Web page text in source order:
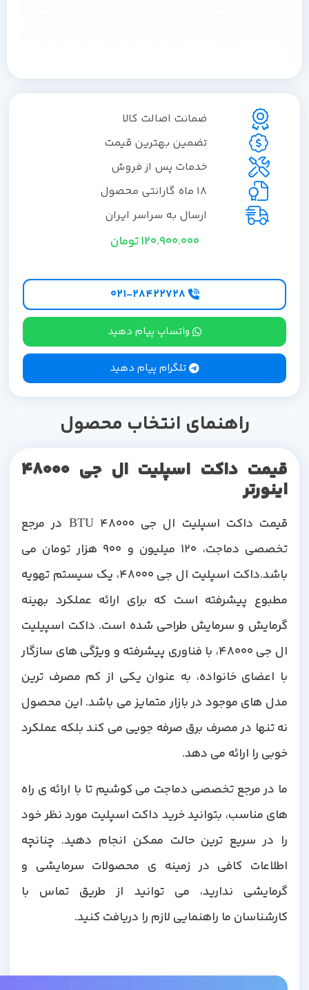
ضمانت اصالت کالا
تضمین بهترین قیمت
خدمات پس از فروش
ارسال به سراسر ایران
120.900.000تومان
واتساپ پیام دهید
تلگرام پیام دهید
راهنمای انتخاب محصول
قیمت داکت اسپلیت ال جی 48000
اینورتر
قیمت داکت اسپلیت ال جی 48000 BTU در مرجع
تخصصی دماجت، 120 میلیون و 900 هزار تومان می
باشد.داکت اسپلیت ال جی 48000، یک سیستم تهویه
مطبوع پیشرفته است که برای ارائه عملکرد بهینه
گرمایش و سرمایش طراحی شده است. داکت اسپیلیت
ال جی 48000، با فناوری پیشرفته و ویژگی های سازگار
با اعضای خانواده، به عنوان یکی از کم مصرف ترین
مدل های موجود در بازار متمایز می باشد. این محصول
نه تنها در مصرف برق صرفه جویی می کند بلکه عملکرد
خوبی را ارائه می دهد.
ما در مرجع تخصصی دماجت می کوشیم تا با ارائه ی راه
های مناسب، بتوانید خرید داکت اسپلیت مورد نظر خود
را در سریع ترین حالت ممکن انجام دهید. چنانچه
اطلاعات کافی در زمینه ی محصولات سرمایشی و
گرمایشی ندارید، می توانید از طریق تماس با
کارشناسان ما راهنمایی لازم را دریافت کنید.